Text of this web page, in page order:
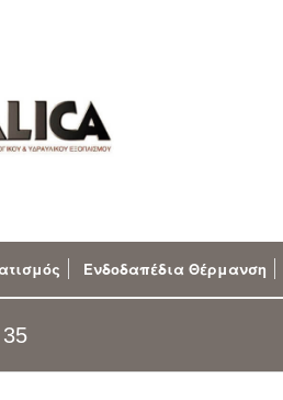
Ενδοδαπέδια Θέρμανση
35